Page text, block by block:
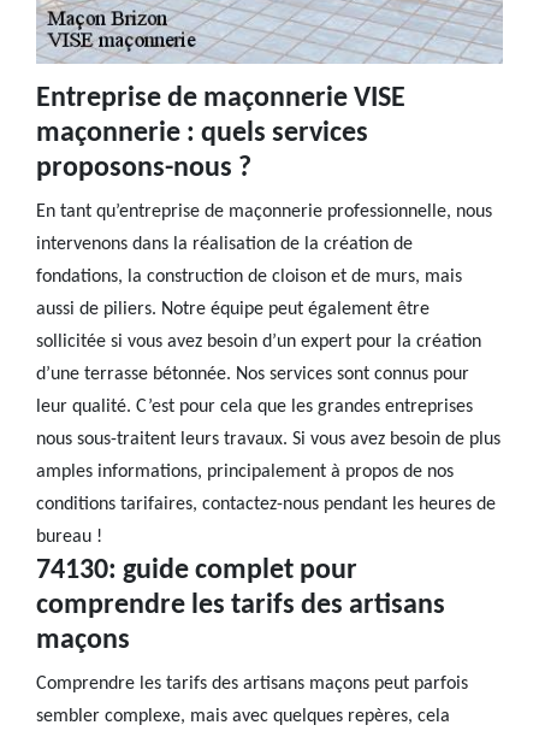
Entreprise de maçonnerie VISE
maçonnerie : quels services
proposons-nous ?
En tant qu’entreprise de maçonnerie professionnelle, nous
intervenons dans la réalisation de la création de
fondations, la construction de cloison et de murs, mais
aussi de piliers. Notre équipe peut également être
sollicitée si vous avez besoin d’un expert pour la création
d’une terrasse bétonnée. Nos services sont connus pour
leur qualité. C’est pour cela que les grandes entreprises
nous sous-traitent leurs travaux. Si vous avez besoin de plus
amples informations, principalement à propos de nos
conditions tarifaires, contactez-nous pendant les heures de
bureau !
74130: guide complet pour
comprendre les tarifs des artisans
maçons
Comprendre les tarifs des artisans maçons peut parfois
sembler complexe, mais avec quelques repères, cela